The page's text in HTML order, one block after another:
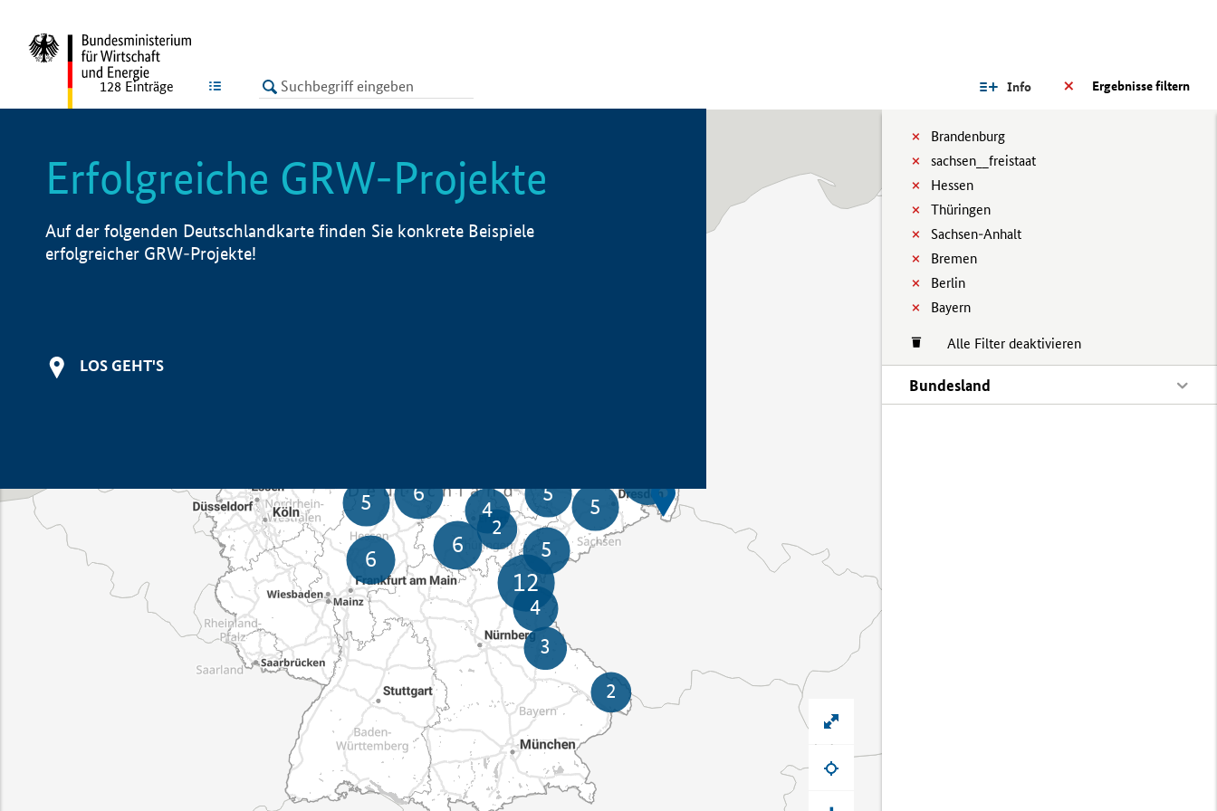
LISTE Ergebnisse filtern
Info
Brandenburg
sachsen__freistaat
Hessen
Thüringen
Sachsen-Anhalt
Bremen
Berlin
Bayern
Alle Filter deaktivieren
Bundesland
128 Einträge
Erfolgreiche GRW-Projekte
Auf der folgenden Deutschlandkarte finden Sie konkrete Beispiele
erfolgreicher GRW-Projekte!
LOS GEHT'S